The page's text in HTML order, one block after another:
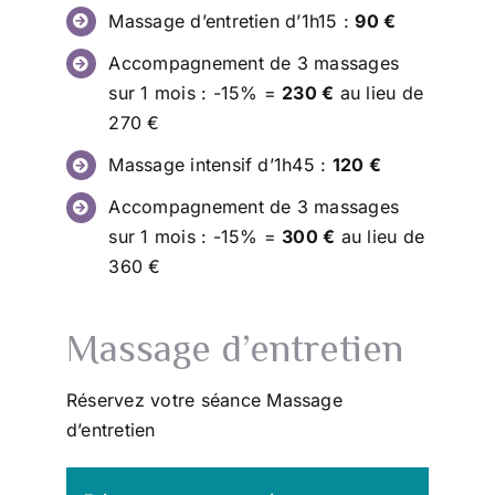
Judith S.,Mai 2025
Massage d’entretien d’1h15 :90 €
Accompagnement de 3 massages
sur 1 mois : -15% = 230 €​ au lieu de
270 €
Massage intensif d’1h45 : 120 €
Accompagnement de 3 massages
sur 1 mois : -15% =300 € ​ au lieu de
360 €
Massage d’entretien
Réservez votre séance Massage
d’entretien